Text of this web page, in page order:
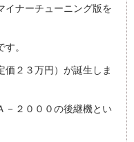
イナーチューニング版を
。
価２３万円）が誕生しま
－２０００の後継機とい